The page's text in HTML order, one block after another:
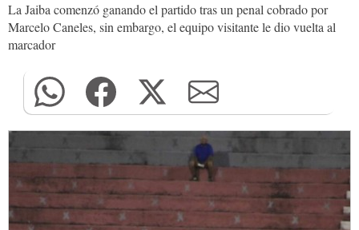
La Jaiba comenzó ganando el partido tras un penal cobrado por
Marcelo Caneles, sin embargo, el equipo visitante le dio vuelta al
marcador